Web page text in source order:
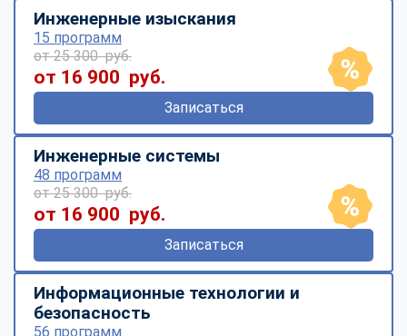
Инженерные изыскания
15 программ
от 25 300 руб.
от 16 900 руб.
Записаться
Инженерные системы
48 программ
от 25 300 руб.
от 16 900 руб.
Записаться
Информационные технологии и
безопасность
56 программ